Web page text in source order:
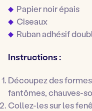
Papier noir épais
Ciseaux
Ruban adhésif
Instructions :
Découpez des
fantômes, chauves-
Collez-les sur les